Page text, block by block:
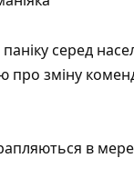
серед
зміну
в